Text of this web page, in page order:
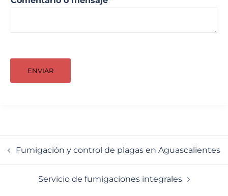
ENVIAR
de
Fumigación y control de plagas en Aguascalientes
Servicio de fumigaciones integrales